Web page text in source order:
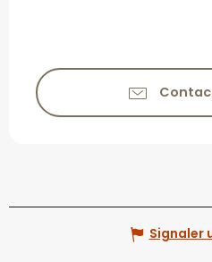
Signaler